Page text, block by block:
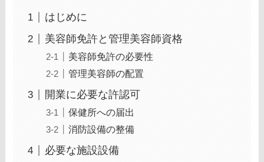
はじめに
美容師免許と管理美容師資格
美容師免許の必要性
管理美容師の配置
開業に必要な許認可
保健所への届出
消防設備の整備
必要な施設設備